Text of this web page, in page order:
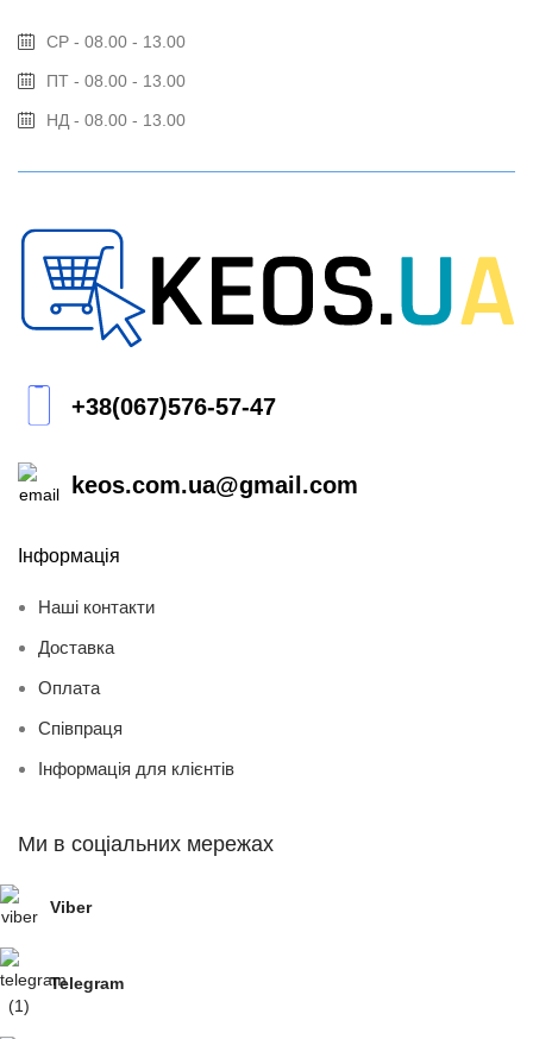
СР - 08.00 - 13.00
ПТ - 08.00 - 13.00
НД - 08.00 - 13.00
+38(067)576-57-47
keos.com.ua@gmail.com
Інформація
Наші контакти
Доставка
Оплата
Співпраця
Інформація для клієнтів
Ми в соціальних мережах
Viber
Telegram